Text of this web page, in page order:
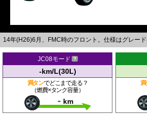
14年(H26)6月、FMC時のフロント。仕様はグレー
JC08モード
-km/L(30L)
満タンでどこまで走る？
（燃費×タンク容量）
- km
満